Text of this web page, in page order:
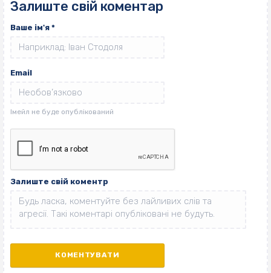
Залиште свій коментар
Ваше ім'я *
Email
Залиште свій коментр